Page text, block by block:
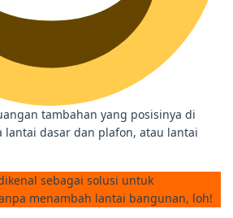
tambahan yang posisinya di
dasar dan plafon, atau lantai
sebagai solusi untuk
menambah lantai bangunan, loh!